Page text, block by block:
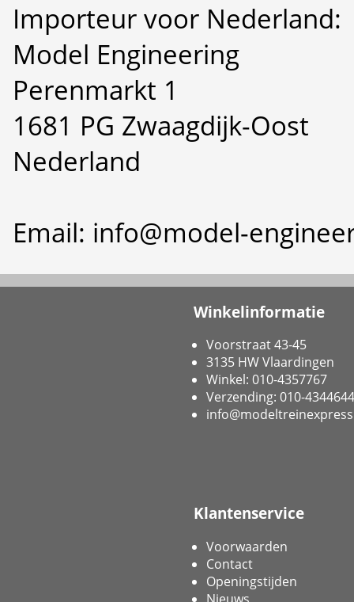
Importeur voor Nederland:
Model Engineering
Perenmarkt 1
1681 PG Zwaagdijk-Oost
Nederland
Email: info@model-
Winkelinformatie
Voorstraat 43-45
3135 HW Vlaardingen
Winkel: 010-4357767
Verzending: 010-4344644
Klantenservice
Voorwaarden
Contact
Openingstijden